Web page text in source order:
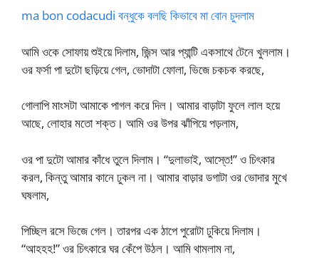
ma bon codacudi বন্ধুকে বলছি কিভাবে মা বোন চুদলাম
আমি ওকে সোফায় শুইয়ে দিলাম, জিন্স আর প্যান্টি একসাথে টেনে খুললাম।
ওর ফর্সা পা দুটো ছড়িয়ে গেল, ভোদাটা ফোলা, ভিজে চকচক করছে,
গোলাপি মাংসটা আমাকে পাগল করে দিল। আমার বাড়াটা ফুলে লাল হয়ে
আছে, লোহার মতো শক্ত। আমি ওর উপর ঝাঁপিয়ে পড়লাম,
ওর পা দুটো আমার কাঁধে তুলে দিলাম। “দুলাভাই, আস্তে!” ও চিৎকার
করল, কিন্তু আমার কানে ঢুকল না। আমার বাড়ার ডগাটা ওর ভোদার মুখে
ঘষলাম,
পিচ্ছিল রসে ভিজে গেল। তারপর এক ঠাপে পুরোটা ঢুকিয়ে দিলাম।
“আহহহ!” ওর চিৎকারে ঘর কেঁপে উঠল। আমি থামলাম না,